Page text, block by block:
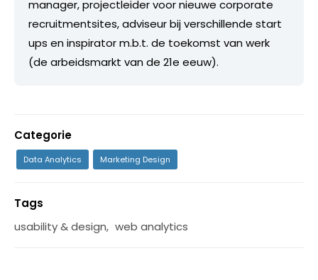
manager, projectleider voor nieuwe corporate
recruitmentsites, adviseur bij verschillende start
ups en inspirator m.b.t. de toekomst van werk
(de arbeidsmarkt van de 21e eeuw).
Categorie
Data Analytics Marketing Design
Tags
usability & design, web analytics